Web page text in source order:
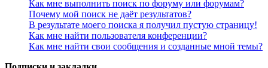
Как мне выполнить поиск по форуму или форумам?
Почему мой поиск не даёт результатов?
В результате моего поиска я получил пустую страницу!
Как мне найти пользователя конференции?
Как мне найти свои сообщения и созданные мной темы?